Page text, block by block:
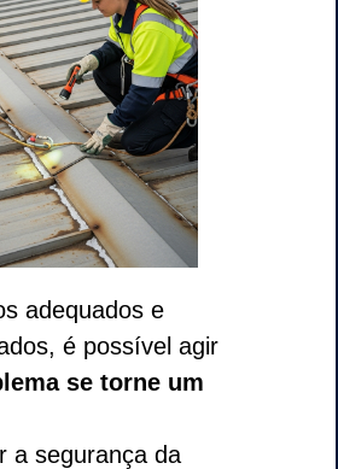
adequados e
é possível agir
se torne um
a segurança da